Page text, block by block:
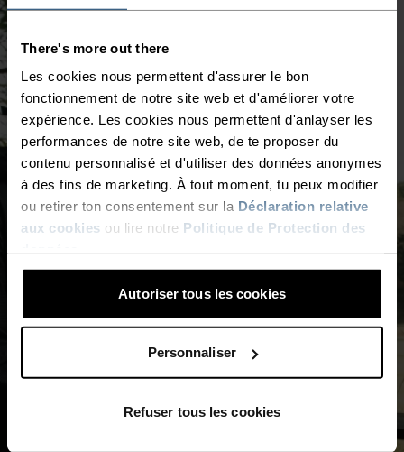
There's more out there
Les cookies nous permettent d'assurer le bon
fonctionnement de notre site web et d'améliorer votre
expérience. Les cookies nous permettent d'anlayser les
performances de notre site web, de te proposer du
contenu personnalisé et d'utiliser des données anonymes
à des fins de marketing. À tout moment, tu peux modifier
ou retirer ton consentement sur la Déclaration relative
aux cookies ou lire notre Politique de Protection des
Autoriser tous les cookies
Personnaliser
Refuser tous les cookies